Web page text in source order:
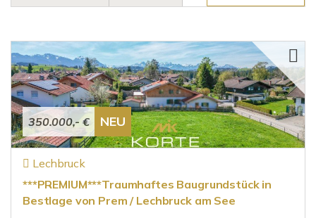
350.000,- € NEU
Lechbruck
***PREMIUM***Traumhaftes Baugrundstück in
Bestlage von Prem / Lechbruck am See